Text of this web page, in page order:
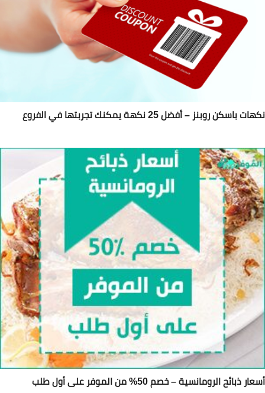
باسكن روبنز – أفضل 25 نكهة يمكنك تجربتها في الفروع
ذبائح الرومانسية – خصم 50% من الموفر على أول طلب